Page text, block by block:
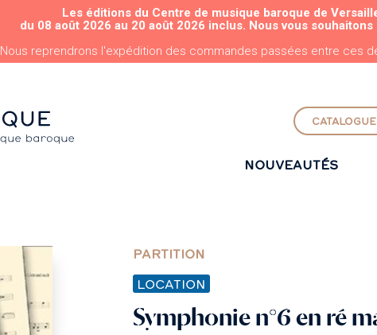
ALLER AU CONTENU PRINCIPAL
Les éditions du Centre de musique baroque de
du 08 août 2026 au 20 août 2026 inclus. Nous vous
Nous reprendrons l'expédition des commandes passées entre ces
NOUVEAUTÉS
PARTITION
LOCATION
Symphonie n°6 en ré